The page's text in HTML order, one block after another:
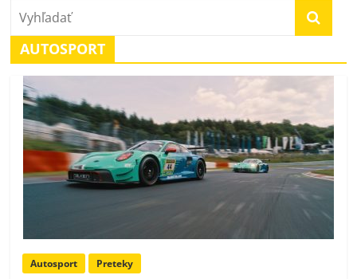
AUTOSPORT
Autosport Preteky